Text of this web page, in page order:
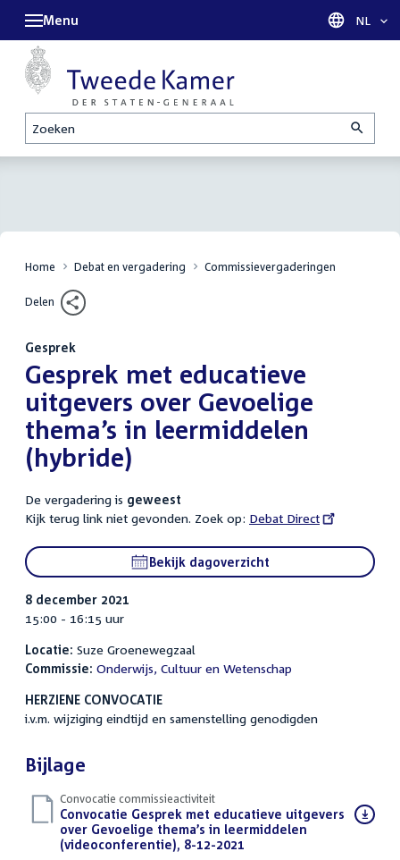
Zoeken
Menu Taal
NL
Home Debat en vergadering Commissievergaderingen
Delen
Gesprek
:Gesprek met educatieve
uitgevers over Gevoelige
thema’s in leermiddelen
(hybride)
De vergadering is geweest
Kijk terug link niet gevonden. Zoek op: External
Debat Direct
Bekijk dagoverzicht
8 december 2021
15:00 - 16:15 uur
Locatie: Suze Groenewegzaal
Commissie: Onderwijs, Cultuur en Wetenschap
HERZIENE CONVOCATIE
i.v.m. wijziging eindtijd en samenstelling genodigden
Bijlage
Convocatie commissieactiviteit
Download
bestand:
Convocatie Gesprek met educatieve uitgevers
over Gevoelige thema’s in leermiddelen
(videoconferentie), 8-12-2021